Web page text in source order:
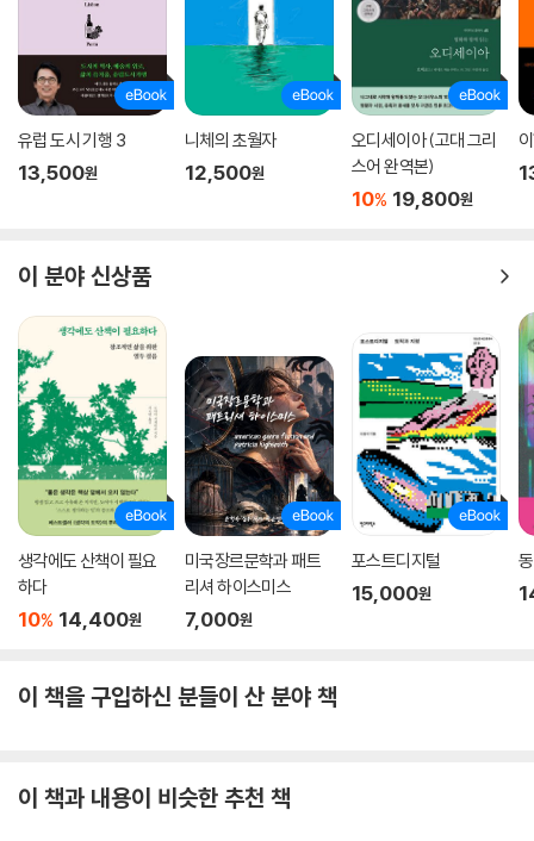
유럽 도시 기행 3
13,500원
니체의 초월자
12,500원
오디세이아 (고대 그리
스어 완역본)
10% 19,800원
이 분야 신상품
생각에도 산책이 필요
하다
10% 14,400원
미국장르문학과 패트
리셔 하이스미스
7,000원
포스트디지털
15,000원
이 책을 구입하신 분들이 산 분야 책
이 책과 내용이 비슷한 추천 책